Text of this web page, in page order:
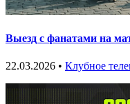
Выезд с фанатами на
22.03.2026 • Клубное